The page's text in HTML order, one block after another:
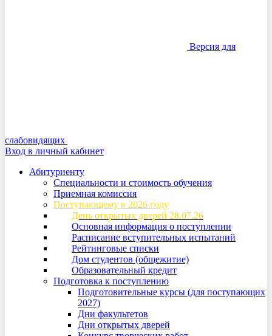
Версия для
слабовидящих
Вход в личный кабинет
Абитуриенту
Специальности и стоимость обучения
Приемная комиссия
Поступающему в 2026 году
День открытых дверей 28.07.26
Основная информация о поступлении
Расписание вступительных испытаний
Рейтинговые списки
Дом студентов (общежитие)
Образовательный кредит
Подготовка к поступлению
Подготовительные курсы (для поступающих
2027)
Дни факультетов
Дни открытых дверей